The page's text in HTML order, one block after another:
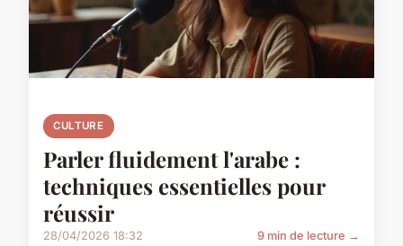
CULTURE
Parler fluidement l'arabe :
techniques essentielles pour
réussir
28/04/2026 18:32 9 min de lecture →